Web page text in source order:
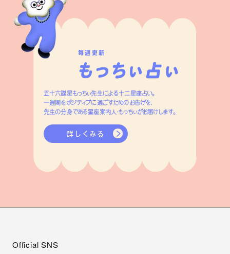
毎週更新
五十六謀星もっちぃ先生による十二星座占い。
一週間をポジティブに過ごすためのお告げを、
先生の分身である星座案内人・もっちぃがお届けします。
詳しくみる
Official SNS